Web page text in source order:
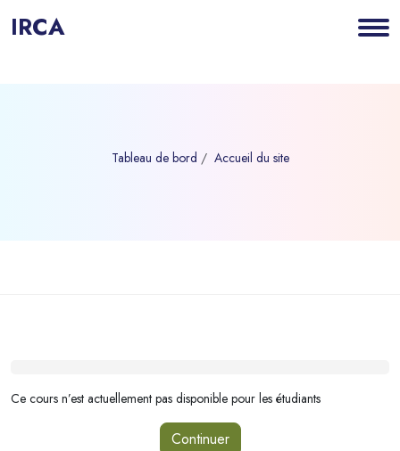
IRCA
Tableau de bord Accueil du site
Blocs
Ce cours n’est actuellement pas disponible pour les étudiants
Continuer